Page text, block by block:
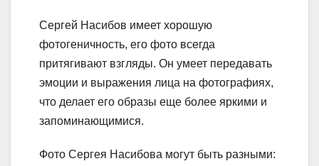
Сергей Насибов имеет хорошую
фотогеничность, его фото всегда
притягивают взгляды. Он умеет передавать
эмоции и выражения лица на фотографиях,
что делает его образы еще более яркими и
запоминающимися.
Фото Сергея Насибова могут быть разными: